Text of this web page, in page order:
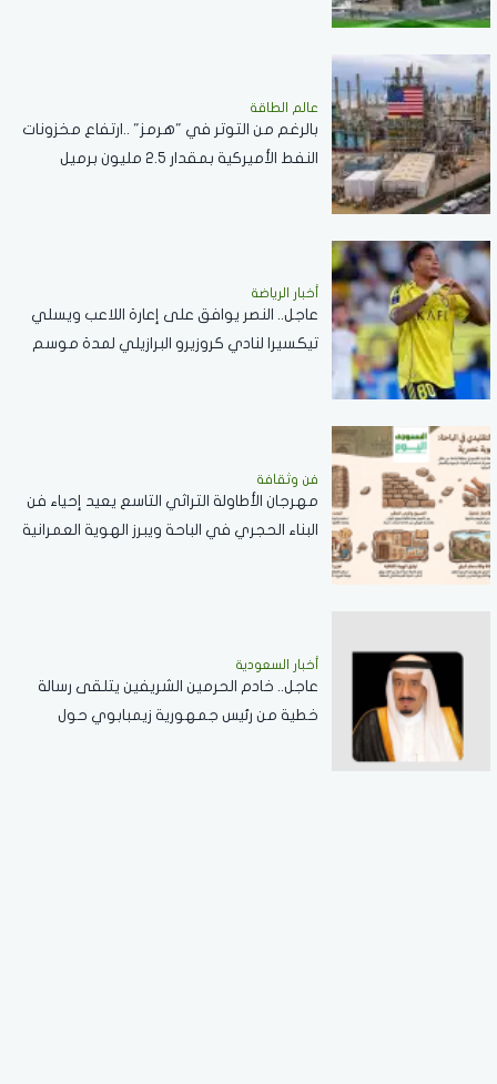
عالم الطاقة
بالرغم من التوتر في "هرمز" ..ارتفاع مخزونات
النفط الأميركية بمقدار 2.5 مليون برميل
أخبار الرياضة
عاجل.. النصر يوافق على إعارة اللاعب ويسلي
تيكسيرا لنادي كروزيرو البرازيلي لمدة موسم
فن وثقافة
مهرجان الأطاولة التراثي التاسع يعيد إحياء فن
البناء الحجري في الباحة ويبرز الهوية العمرانية
أخبار السعودية
عاجل.. خادم الحرمين الشريفين يتلقى رسالة
خطية من رئيس جمهورية زيمبابوي حول